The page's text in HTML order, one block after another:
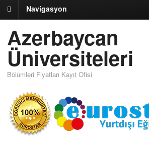
Navigasyon
Azerbaycan
Üniversiteleri
Bölümleri Fiyatları Kayıt Ofisi